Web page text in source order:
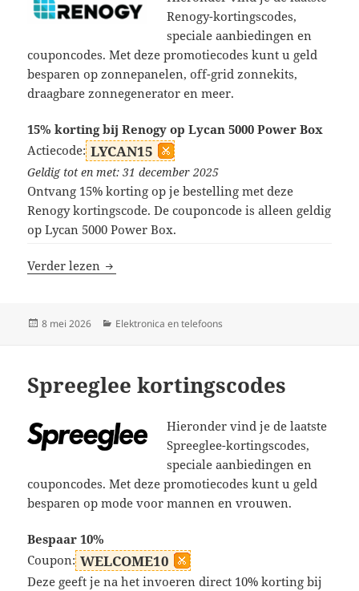
Renogy-kortingscodes,
speciale aanbiedingen en
couponcodes. Met deze promotiecodes kunt u geld
besparen op zonnepanelen, off-grid zonnekits,
draagbare zonnegenerator en meer.
15% korting bij Renogy op Lycan 5000 Power Box
Actiecode: LYCAN15
Geldig tot en met: 31 december 2025
Ontvang 15% korting op je bestelling met deze
Renogy kortingscode. De couponcode is alleen geldig
op Lycan 5000 Power Box.
Verder lezen Renogy kortingscodes
Geplaatst
8 mei 2026 Categorieën
Elektronica en telefoons
Spreeglee kortingscodes
Hieronder vind je de laatste
Spreeglee-kortingscodes,
speciale aanbiedingen en
couponcodes. Met deze promotiecodes kunt u geld
besparen op mode voor mannen en vrouwen.
Bespaar 10%
Coupon: WELCOME10
Deze geeft je na het invoeren direct 10% korting bij